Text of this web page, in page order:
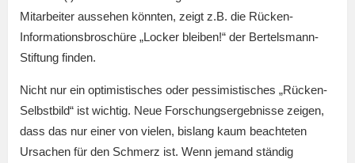
Mitarbeiter aussehen könnten, zeigt z.B. die Rücken-
Informationsbroschüre „Locker bleiben!“ der Bertelsmann-
Stiftung finden.
Nicht nur ein optimistisches oder pessimistisches „Rücken-
Selbstbild“ ist wichtig. Neue Forschungsergebnisse zeigen,
dass das nur einer von vielen, bislang kaum beachteten
Ursachen für den Schmerz ist. Wenn jemand ständig